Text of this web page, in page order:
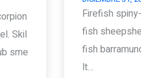
Firefish
fish
fish
lt…
Skil
sme